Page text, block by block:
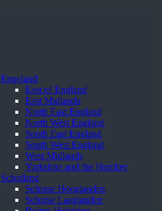
Engeland
East of England
East Midlands
North East England
North West England
South East England
South West England
West Midlands
Yorkshire and the Humber
Schotland
Schotse Hooglanden
Schotse Laaglanden